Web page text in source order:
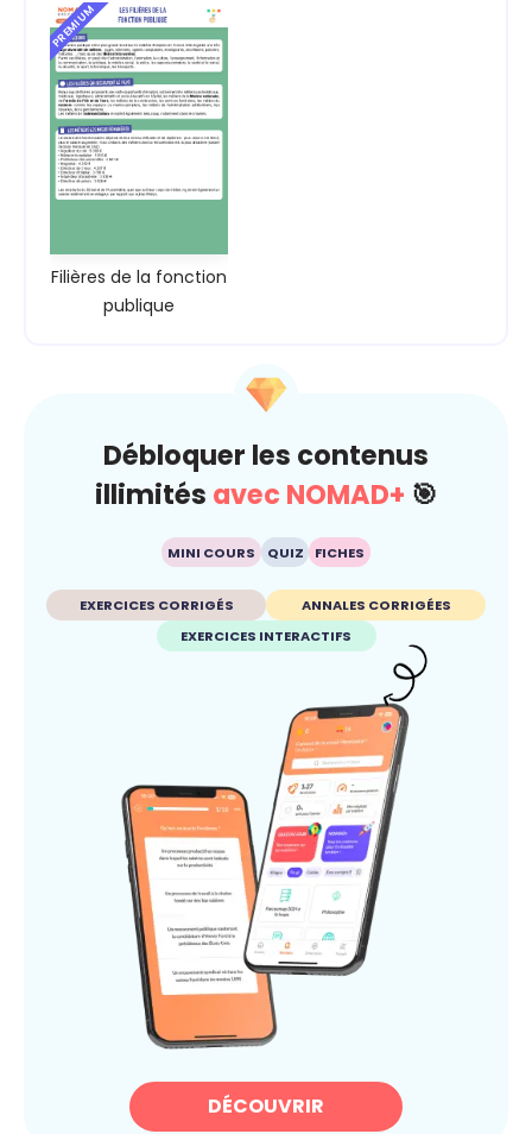
PREMIUM
Filières de la fonction
publique
Débloquer les contenus
illimités avec NOMAD+ 🎯
MINI COURS QUIZ FICHES
EXERCICES CORRIGÉS
ANNALES CORRIGÉES
EXERCICES INTERACTIFS
DÉCOUVRIR